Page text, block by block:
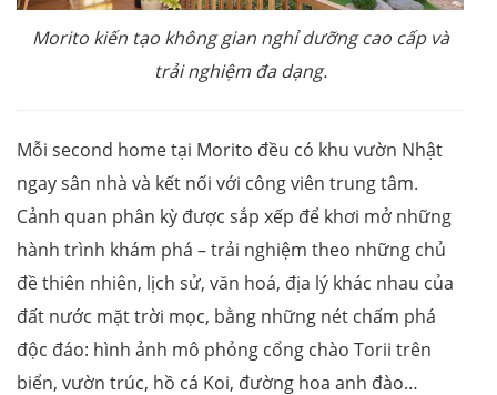
Morito kiến tạo không gian nghỉ dưỡng cao cấp và
trải nghiệm đa dạng.
Mỗi second home tại Morito đều có khu vườn Nhật
ngay sân nhà và kết nối với công viên trung tâm.
Cảnh quan phân kỳ được sắp xếp để khơi mở những
hành trình khám phá – trải nghiệm theo những chủ
đề thiên nhiên, lịch sử, văn hoá, địa lý khác nhau của
đất nước mặt trời mọc, bằng những nét chấm phá
độc đáo: hình ảnh mô phỏng cổng chào Torii trên
biển, vườn trúc, hồ cá Koi, đường hoa anh đào…